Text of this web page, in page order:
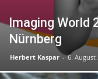
Imaging World
Nürnberg
Herbert Kaspar - 6. August